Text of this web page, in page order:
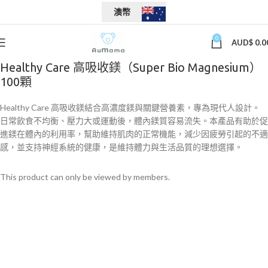
澳幣
0 AUD$
Healthy Care 高吸收鎂（Super Bio Magnesium）
100顆
Healthy Care 高吸收鎂結合高濃度鎂與關鍵營養素，專為現代人設計。
日常飲食不均衡、壓力大或運動後，體內鎂質容易流失。本產品有助於促
進鎂在體內的利用率，幫助維持肌肉的正常機能，減少因疲勞引起的不適
感，並支持神經系統的健康，是維持體力與生活品質的理想選擇。
This product can only be viewed by members.